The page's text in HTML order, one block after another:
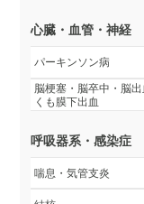
心臓・血管・神経
パーキンソン病
脳梗塞・脳卒中・脳出
くも膜下出血
呼吸器系・感染症
喘息・気管支炎